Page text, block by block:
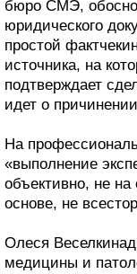
бюро СМЭ,
юридического
простой
источника, на
подтверждает
идет о
На
«выполнение
объективно, не на
основе, не
Олеся
медицины и